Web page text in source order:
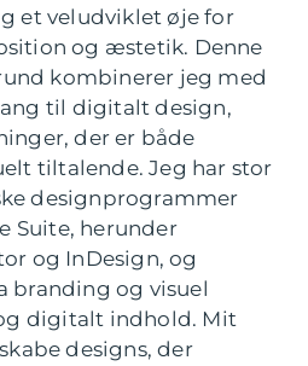
et veludviklet øje for
og æstetik. Denne
kombinerer jeg med
til digitalt design,
der er både
tiltalende. Jeg har stor
designprogrammer
Suite, herunder
og InDesign, og
branding og visuel
digitalt indhold. Mit
designs, der